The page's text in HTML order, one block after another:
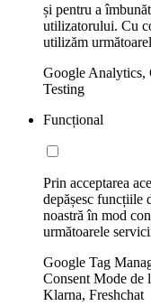
și pentru a
utilizatorului. Cu
utilizăm
Google Analytics,
Testing
Funcțional
Prin acceptarea
depășesc funcțiile
noastră în mod
următoarele
Google Tag
Consent Mode de
Klarna, Freshchat